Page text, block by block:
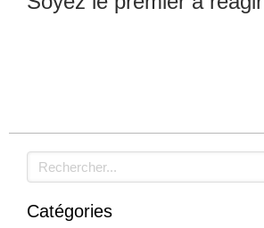
Rechercher
Catégories